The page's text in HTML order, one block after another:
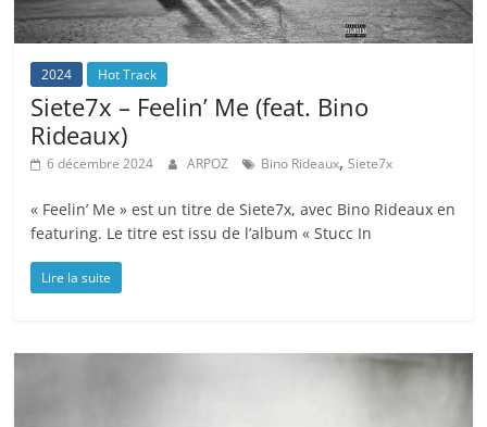
2024 Hot Track
Siete7x – Feelin’ Me (feat. Bino
Rideaux)
6 décembre 2024 ARPOZ Bino Rideaux,Siete7x
« Feelin’ Me » est un titre de Siete7x, avec Bino Rideaux en
featuring. Le titre est issu de l’album « Stucc In
Lire la suite